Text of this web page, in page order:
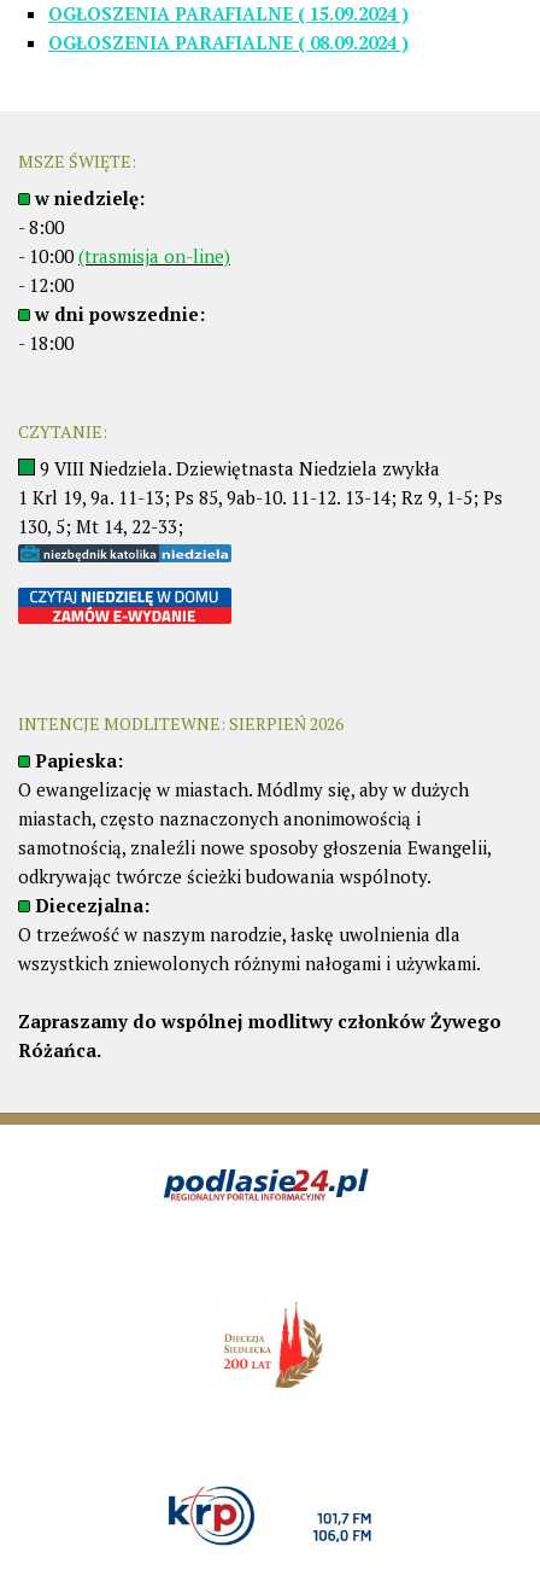
OGŁOSZENIA PARAFIALNE ( 15.09.2024 )
OGŁOSZENIA PARAFIALNE ( 08.09.2024 )
MSZE ŚWIĘTE:
w niedzielę:
- 8:00
- 10:00(trasmisja on-line)
- 12:00
w dni powszednie:
- 18:00
CZYTANIE:
9 VIII Niedziela. Dziewiętnasta Niedziela zwykła
1 Krl 19, 9a. 11-13; Ps 85, 9ab-10. 11-12. 13-14; Rz 9, 1-5; Ps
130, 5; Mt 14, 22-33;
INTENCJE MODLITEWNE: SIERPIEŃ 2026
Papieska:
O ewangelizację w miastach. Módlmy się, aby w dużych
miastach, często naznaczonych anonimowością i
samotnością, znaleźli nowe sposoby głoszenia Ewangelii,
odkrywając twórcze ścieżki budowania wspólnoty.
Diecezjalna:
O trzeźwość w naszym narodzie, łaskę uwolnienia dla
wszystkich zniewolonych różnymi nałogami i używkami.
Zapraszamy do wspólnej modlitwy członków Żywego
Różańca.